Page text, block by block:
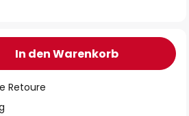
In den Warenkorb
Retoure